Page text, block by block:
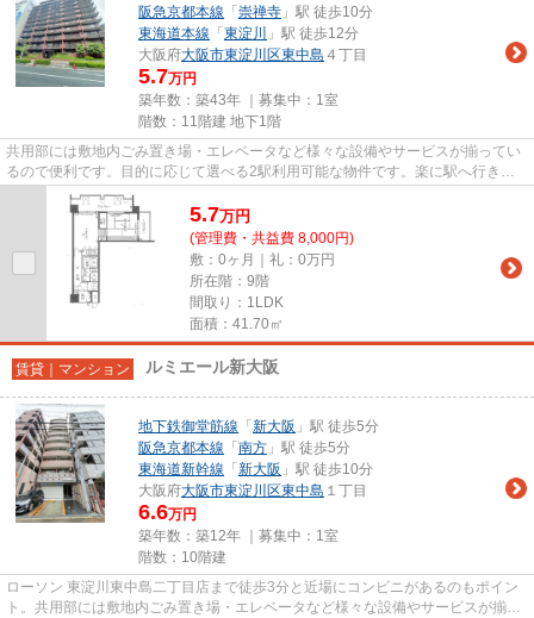
阪急京都本線 「 崇禅寺 」駅 徒歩10分
東海道本線 「 東淀川
」駅 徒歩12分
大阪府大阪市東淀川区東中島 ４丁目
5.7万円
築年数：築43年 ｜募集中： 1室
階数：11階建 地下1階
共用部には敷地内ごみ置き場・エレベータなど様々な設備やサービスが揃ってい
るので便利です。目的に応じて選べる2駅利用可能な物件です。楽に駅へ行きた
い方には駅まで平坦な物件がお...
5.7万円
(管理費・共益費 8,000円)
敷：0ヶ月｜礼：0万円
所在階：9階
間取り：1LDK
面積：41.70㎡
賃貸｜マンション ルミエール新大阪
地下鉄御堂筋線 「 新大阪 」駅 徒歩5分
阪急京都本線 「 南方 」駅 徒歩5分
東海道新幹線 「 新大阪 」駅 徒歩10分
大阪府大阪市東淀川区東中島 １丁目
6.6万円
築年数：築12年 ｜募集中： 1室
階数：10階建
ローソン 東淀川東中島二丁目店まで徒歩3分と近場にコンビニがあるのもポイン
ト。共用部には敷地内ごみ置き場・エレベータなど様々な設備やサービスが揃っ